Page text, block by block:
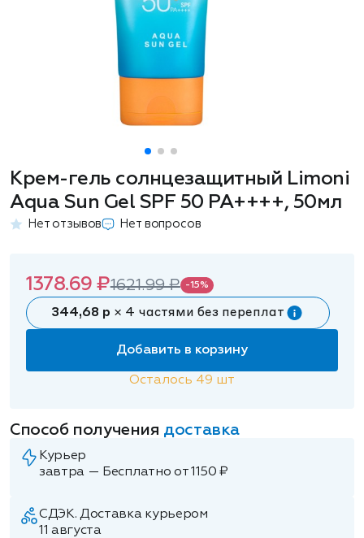
Крем-гель солнцезащитный Limoni
Aqua Sun Gel SPF 50 РА++++, 50мл
Нет отзывов Нет вопросов
1378.69 ₽1621.99 ₽ -15%
344,68 р × 4 частями без переплат
Добавить в корзину
Осталось 49 шт
Способ получения доставка
Курьер
завтра — Бесплатно от 1150 ₽
СДЭК. Доставка курьером
11 августа